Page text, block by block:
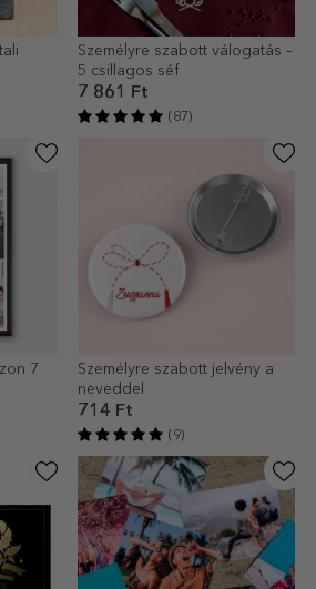
Személyre szabott válogatás –
5 csillagos séf
7 861 Ft
(87)
7
Személyre szabott jelvény a
neveddel
714 Ft
(9)